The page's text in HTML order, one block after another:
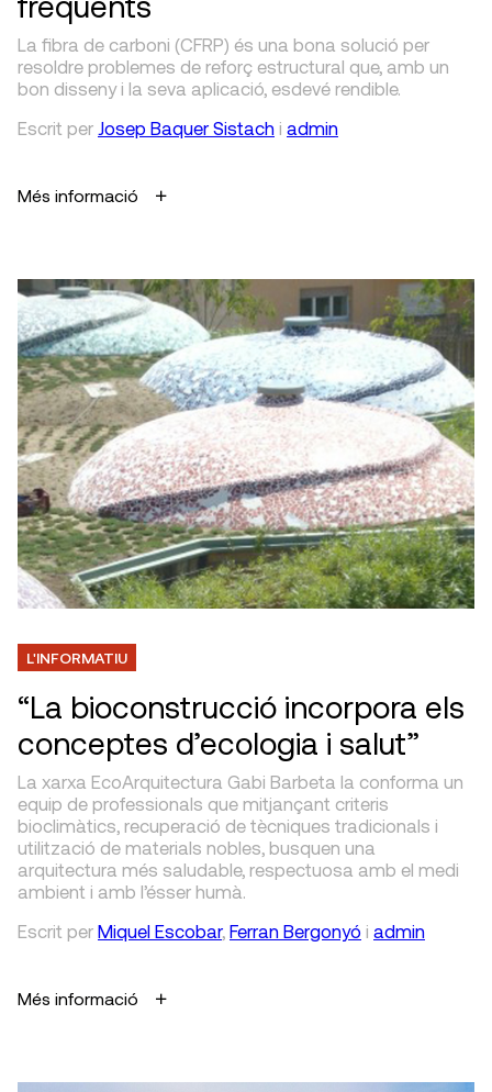
La fibra de carboni (CFRP) és una bona solució per
resoldre problemes de reforç estructural que, amb un
bon disseny i la seva aplicació, esdevé rendible.
Escrit per Josep Baquer Sistach i admin
Més informació
L'INFORMATIU
“La bioconstrucció incorpora els
conceptes d’ecologia i salut”
La xarxa EcoArquitectura Gabi Barbeta la conforma un
equip de professionals que mitjançant criteris
bioclimàtics, recuperació de tècniques tradicionals i
utilització de materials nobles, busquen una
arquitectura més saludable, respectuosa amb el medi
ambient i amb l’ésser humà.
Escrit per Miquel Escobar, Ferran Bergonyó i admin
Més informació